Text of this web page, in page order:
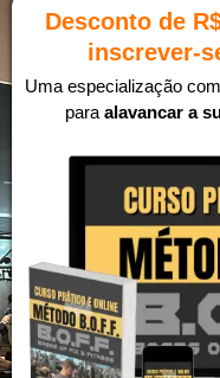
Desconto de
inscrever-
Uma especialização
paraalavancar a